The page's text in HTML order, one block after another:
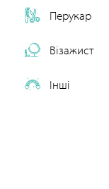
Перукар
Візажист
Інші